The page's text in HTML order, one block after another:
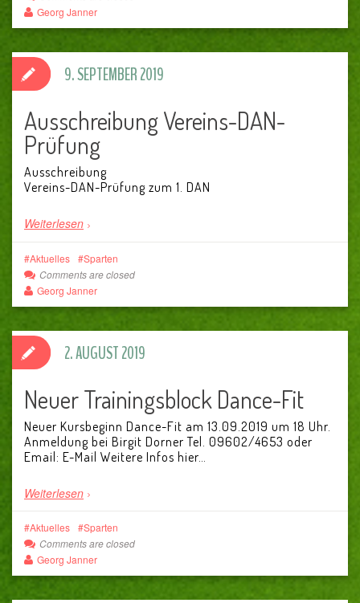
Georg Janner
Ausschreibung Vereins-DAN-
Prüfung
Ausschreibung
Vereins-DAN-Prüfung zum 1. DAN
Weiterlesen
9. SEPTEMBER 2019
Aktuelles
Sparten
Comments are closed
Georg Janner
Neuer Trainingsblock Dance-Fit
Neuer Kursbeginn Dance-Fit am 13.09.2019 um 18 Uhr.
Anmeldung bei Birgit Dorner Tel. 09602/4653 oder
Email: E-Mail Weitere Infos hier…
Weiterlesen
2. AUGUST 2019
Aktuelles
Sparten
Comments are closed
Georg Janner